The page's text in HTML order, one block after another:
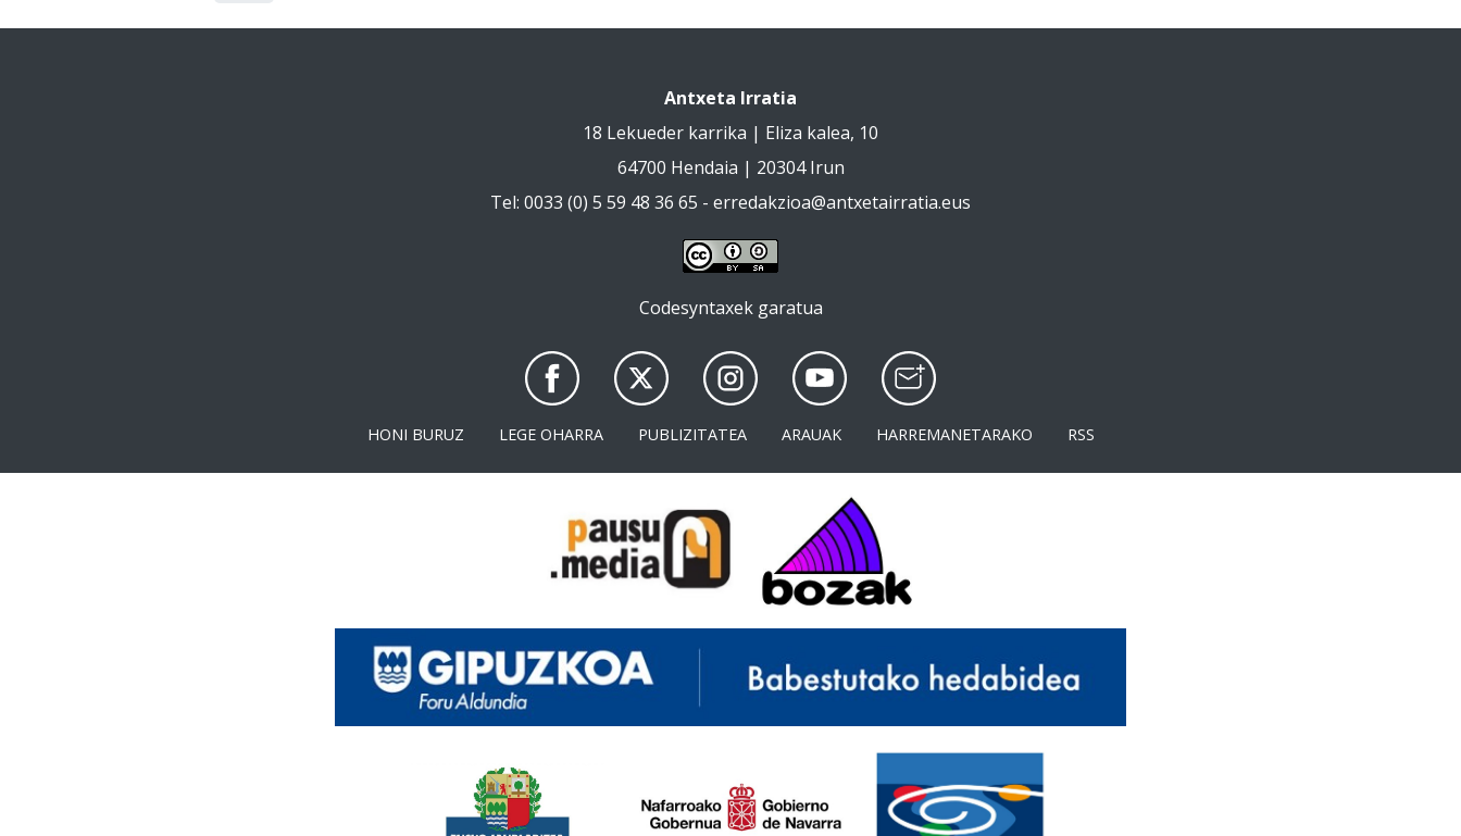
Antxeta Irratia
18 Lekueder karrika | Eliza kalea, 10
64700 Hendaia | 20304 Irun
Tel: 0033 (0) 5 59 48 36 65 - erredakzioa@antxetairratia.eus
Codesyntaxek garatua
HONI BURUZ LEGE OHARRA PUBLIZITATEA ARAUAK HARREMANETARAKO RSS